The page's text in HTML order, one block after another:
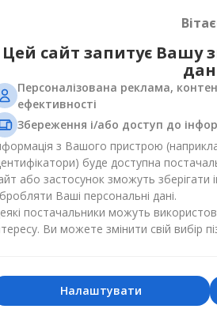
шовк"
Уточнити
весни"
Цей сайт запитує Вашу
Персоналізована реклама,
ефективності
Збереження і/або доступ до
з Вашого пристрою
буде доступна
або застосунок зможуть
Ваші персональні дані.
постачальники можуть
Ви можете змінити свій вибір
Налаштувати